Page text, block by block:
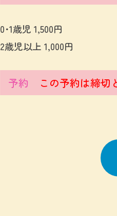
0･1歳児 1,500円
2歳児以上 1,000円
予約 この予約は締切